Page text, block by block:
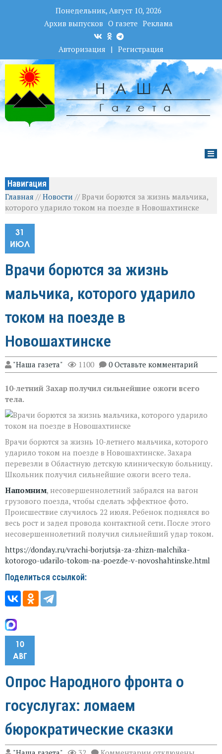
Понедельник, Август 10, 2026
Архив выпусков О газете Реклама
Авторизация | Регистрация
НАША
Гаzета
Навигация
Главная //Новости //Врачи борются за жизнь мальчика,
которого ударило током на поезде в Новошахтинске
31
ИЮЛ
Врачи борются за жизнь
мальчика, которого ударило
током на поезде в
Новошахтинске
"Наша газета" 1100 0 Оставьте комментарий
10-летний Захар получил сильнейшие ожоги всего
тела.
Врачи борются за жизнь 10-летнего мальчика, которого
ударило током на поезде в Новошахтинске. Захара
перевезли в Областную детскую клиническую больницу.
Школьник получил сильнейшие ожоги всего тела.
Напомним, несовершеннолетний забрался на вагон
грузового поезда, чтобы сделать эффектное фото.
Происшествие случилось 22 июля. Ребенок поднялся во
весь рост и задел провода контактной сети. После этого
несовершеннолетний получил сильнейший удар током.
https://donday.ru/vrachi-borjutsja-za-zhizn-malchika-
kotorogo-udarilo-tokom-na-poezde-v-novoshahtinske.html
Поделиться ссылкой:
10
АВГ
Опрос Народного фронта о
госуслугах: ломаем
бюрократические сказки